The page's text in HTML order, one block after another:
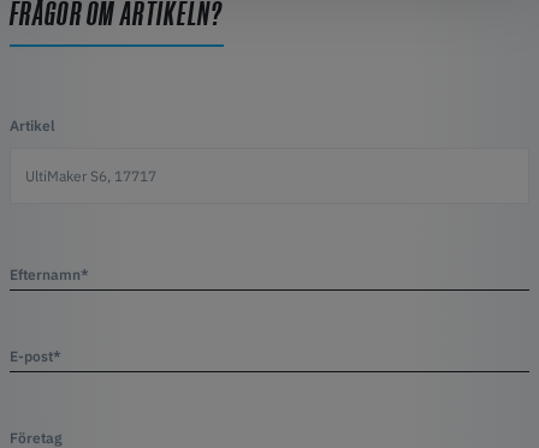
FRÅGOR OM ARTIKELN?
Artikel
Efternamn*
E-post*
Företag